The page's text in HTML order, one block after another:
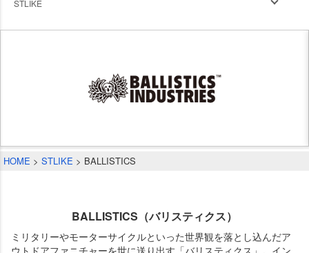
STLIKE
HOME STLIKE BALLISTICS
BALLISTICS（バリスティクス）
ミリタリーやモーターサイクルといった世界観を落とし込んだア